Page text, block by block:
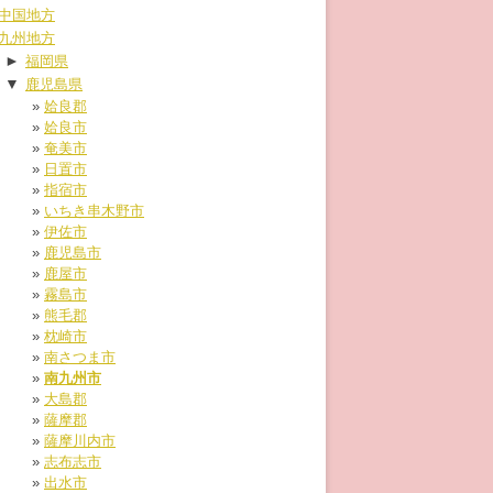
国地方
州地方
► 福岡県
▼ 鹿児島県
姶良郡
姶良市
奄美市
日置市
指宿市
いちき串木野市
伊佐市
鹿児島市
鹿屋市
霧島市
熊毛郡
枕崎市
南さつま市
南九州市
大島郡
薩摩郡
薩摩川内市
志布志市
出水市